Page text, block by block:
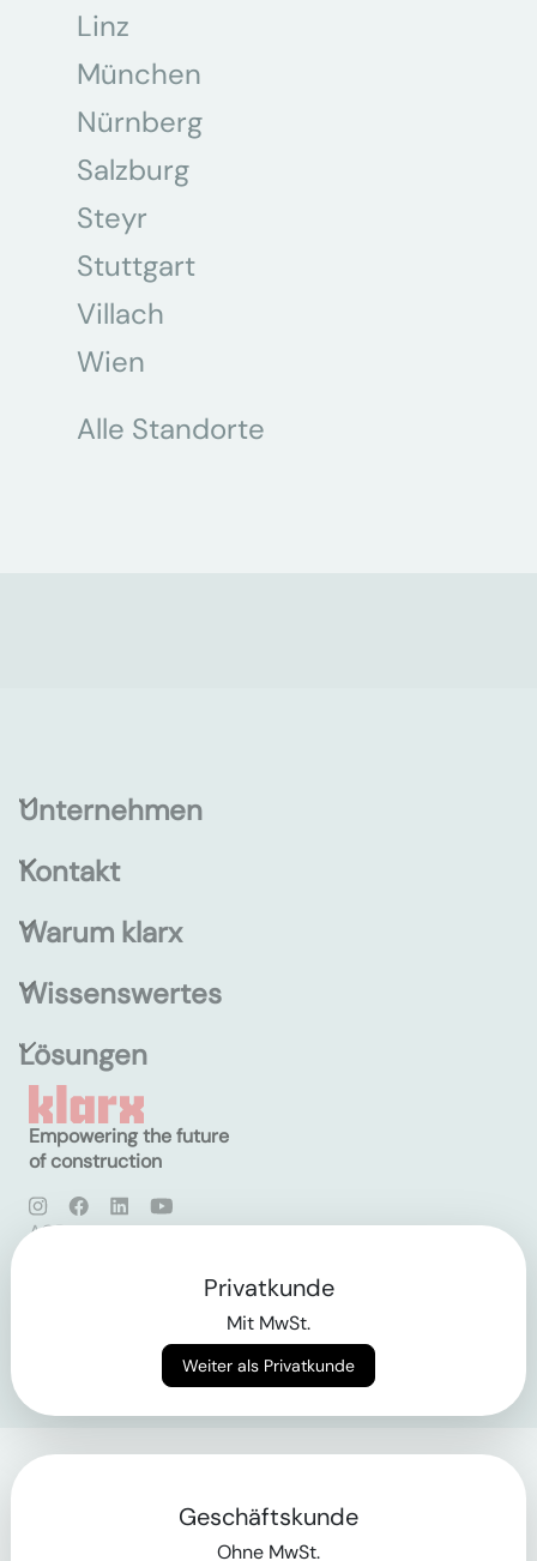
Linz
München
Nürnberg
Salzburg
Steyr
Stuttgart
Villach
Wien
Alle Standorte
Unternehmen
Kontakt
Warum klarx
Wissenswertes
Lösungen
Empowering the future
of construction
AGB
Privatkunde
Mit MwSt.
Weiter als Privatkunde
Geschäftskunde
Ohne MwSt.